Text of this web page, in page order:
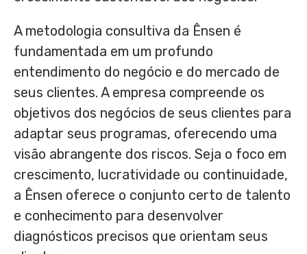
A metodologia consultiva da Ênsen é
fundamentada em um profundo
entendimento do negócio e do mercado de
seus clientes. A empresa compreende os
objetivos dos negócios de seus clientes para
adaptar seus programas, oferecendo uma
visão abrangente dos riscos. Seja o foco em
crescimento, lucratividade ou continuidade,
a Ênsen oferece o conjunto certo de talento
e conhecimento para desenvolver
diagnósticos precisos que orientam seus